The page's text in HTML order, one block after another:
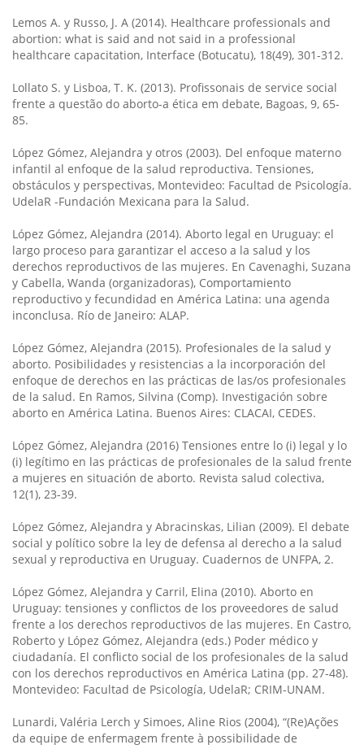
Lemos A. y Russo, J. A (2014). Healthcare professionals and
abortion: what is said and not said in a professional
healthcare capacitation, Interface (Botucatu), 18(49), 301-312.
Lollato S. y Lisboa, T. K. (2013). Profissonais de service social
frente a questão do aborto-a ética em debate, Bagoas, 9, 65-
85.
López Gómez, Alejandra y otros (2003). Del enfoque materno
infantil al enfoque de la salud reproductiva. Tensiones,
obstáculos y perspectivas, Montevideo: Facultad de Psicología.
UdelaR -Fundación Mexicana para la Salud.
López Gómez, Alejandra (2014). Aborto legal en Uruguay: el
largo proceso para garantizar el acceso a la salud y los
derechos reproductivos de las mujeres. En Cavenaghi, Suzana
y Cabella, Wanda (organizadoras), Comportamiento
reproductivo y fecundidad en América Latina: una agenda
inconclusa. Río de Janeiro: ALAP.
López Gómez, Alejandra (2015). Profesionales de la salud y
aborto. Posibilidades y resistencias a la incorporación del
enfoque de derechos en las prácticas de las/os profesionales
de la salud. En Ramos, Silvina (Comp). Investigación sobre
aborto en América Latina. Buenos Aires: CLACAI, CEDES.
López Gómez, Alejandra (2016) Tensiones entre lo (i) legal y lo
(i) legítimo en las prácticas de profesionales de la salud frente
a mujeres en situación de aborto. Revista salud colectiva,
12(1), 23-39.
López Gómez, Alejandra y Abracinskas, Lilian (2009). El debate
social y político sobre la ley de defensa al derecho a la salud
sexual y reproductiva en Uruguay. Cuadernos de UNFPA, 2.
López Gómez, Alejandra y Carril, Elina (2010). Aborto en
Uruguay: tensiones y conflictos de los proveedores de salud
frente a los derechos reproductivos de las mujeres. En Castro,
Roberto y López Gómez, Alejandra (eds.) Poder médico y
ciudadanía. El conflicto social de los profesionales de la salud
con los derechos reproductivos en América Latina (pp. 27-48).
Montevideo: Facultad de Psicología, UdelaR; CRIM-UNAM.
Lunardi, Valéria Lerch y Simoes, Aline Rios (2004), “(Re)Ações
da equipe de enfermagem frente à possibilidade de